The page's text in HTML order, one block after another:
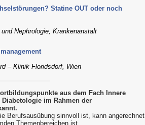
Statine OUT oder noch
Nephrologie, Krankenanstalt
– Klinik Floridsdorf, Wien
aus dem Fach Innere
im Rahmen der
Berufsausübung sinnvoll ist, kann angerechnet
Themenbereichen ist.